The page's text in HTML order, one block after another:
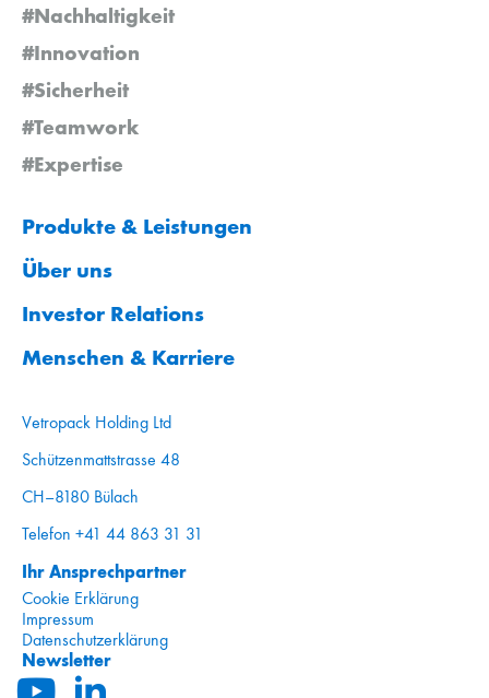
#Nachhaltigkeit
#Innovation
#Sicherheit
#Teamwork
#Expertise
Produkte & Leistungen
Über uns
Investor Relations
Menschen & Karriere
Vetropack Holding Ltd
Schützenmattstrasse 48
CH–8180 Bülach
Telefon +41 44 863 31 31
Ihr Ansprechpartner
Cookie Erklärung
Impressum
Datenschutzerklärung
Newsletter